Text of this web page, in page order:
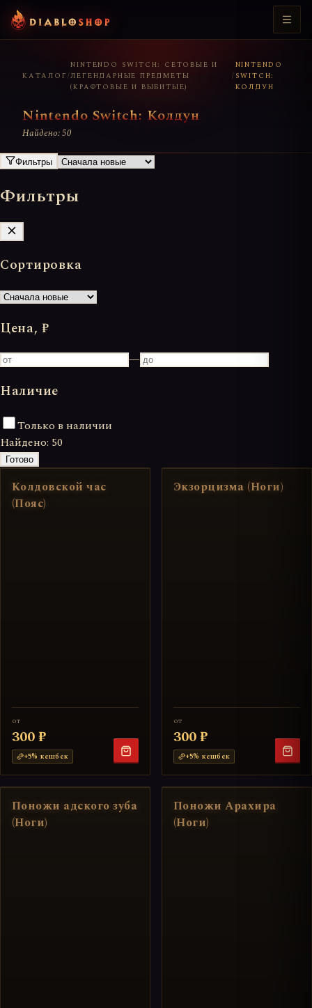
КАТАЛОГ/
NINTENDO SWITCH: СЕТОВЫЕ И
ЛЕГЕНДАРНЫЕ ПРЕДМЕТЫ
(КРАФТОВЫЕ И ВЫБИТЫЕ)
/
NINTENDO
SWITCH:
КОЛДУН
Nintendo Switch: Колдун
Найдено: 50
Фильтры
Фильтры
Сортировка
Цена, ₽
—
Наличие
Только в наличии
Найдено: 50
Готово
Колдовской час
(Пояс)
от
300 ₽
+5% кешбек
Экзорцизма (Ноги)
от
300 ₽
+5% кешбек
Поножи адского зуба
(Ноги)
Поножи Арахира
(Ноги)